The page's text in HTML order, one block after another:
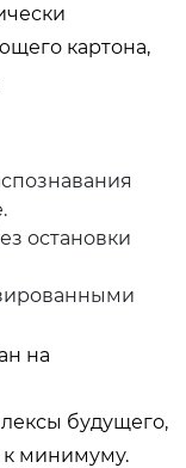
картона,
остановки
на
будущего,
к минимуму.